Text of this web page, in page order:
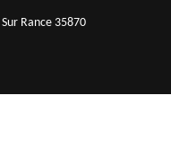
Rance 35870